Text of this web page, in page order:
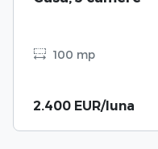
100 mp
2.400 EUR/luna